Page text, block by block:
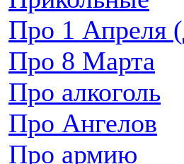
Про 1 Апреля
Про 8 Марта
Про алкоголь
Про Ангелов
Про армию